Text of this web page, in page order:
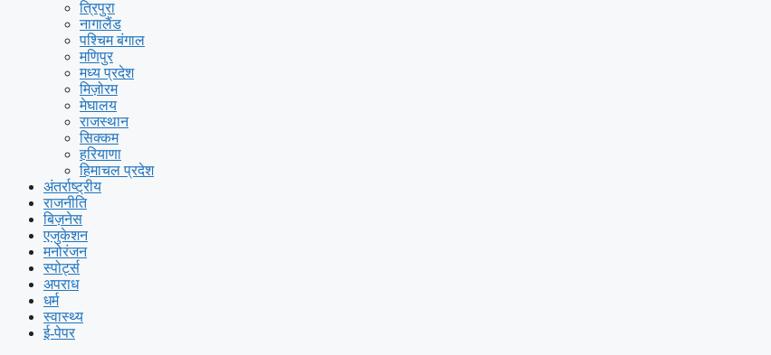
त्रिपुरा
नागालैंड
पश्चिम बंगाल
मणिपुर
मध्य प्रदेश
मिज़ोरम
मेघालय
राजस्थान
सिक्कम
हरियाणा
हिमाचल प्रदेश
अंतर्राष्ट्रीय
राजनीति
बिज़नेस
एजुकेशन
मनोरंजन
स्पोर्ट्स
अपराध
धर्म
स्वास्थ्य
ई-पेपर